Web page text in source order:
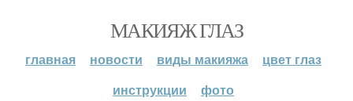
МАКИЯЖ ГЛАЗ
главная новости виды макияжа
цвет глаз
инструкции
фото